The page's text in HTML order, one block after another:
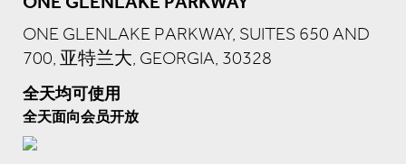
ONE GLENLAKE PARKWAY, SUITES 650 AND
700, 亚特兰大, GEORGIA, 30328
全天均可使用
全天面向会员开放